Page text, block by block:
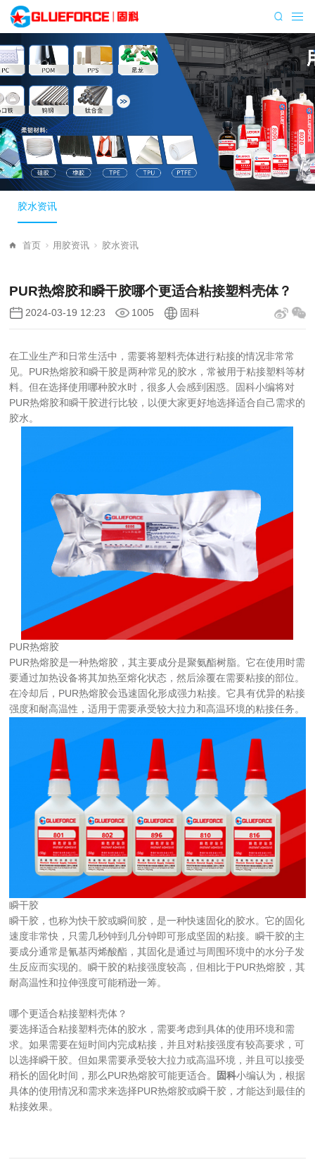
胶水资讯
首页 用胶资讯 胶水资讯
PUR热熔胶和瞬干胶哪个更适合粘接塑料壳体？
2024-03-19 12:23 1005 固科
在工业生产和日常生活中，需要将塑料壳体进行粘接的情况非常常
见。PUR热熔胶和瞬干胶是两种常见的胶水，常被用于粘接塑料等材
料。但在选择使用哪种胶水时，很多人会感到困惑。固科小编将对
PUR热熔胶和瞬干胶进行比较，以便大家更好地选择适合自己需求的
胶水。
PUR热熔胶
PUR热熔胶是一种热熔胶，其主要成分是聚氨酯树脂。它在使用时需
要通过加热设备将其加热至熔化状态，然后涂覆在需要粘接的部位。
在冷却后，PUR热熔胶会迅速固化形成强力粘接。它具有优异的粘接
强度和耐高温性，适用于需要承受较大拉力和高温环境的粘接任务。
瞬干胶
瞬干胶，也称为快干胶或瞬间胶，是一种快速固化的胶水。它的固化
速度非常快，只需几秒钟到几分钟即可形成坚固的粘接。瞬干胶的主
要成分通常是氰基丙烯酸酯，其固化是通过与周围环境中的水分子发
生反应而实现的。瞬干胶的粘接强度较高，但相比于PUR热熔胶，其
耐高温性和拉伸强度可能稍逊一筹。
哪个更适合粘接塑料壳体？
要选择适合粘接塑料壳体的胶水，需要考虑到具体的使用环境和需
求。如果需要在短时间内完成粘接，并且对粘接强度有较高要求，可
以选择瞬干胶。但如果需要承受较大拉力或高温环境，并且可以接受
稍长的固化时间，那么PUR热熔胶可能更适合。
固科小编认为，根据
具体的使用情况和需求来选择PUR热熔胶或瞬干胶，才能达到最佳的
粘接效果。